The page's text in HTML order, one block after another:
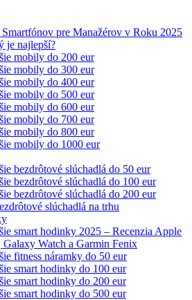
pre Manažérov v Roku 2025
je najlepší?
mobily do 200 eur
mobily do 300 eur
mobily do 400 eur
mobily do 500 eur
mobily do 600 eur
mobily do 700 eur
mobily do 800 eur
mobily do 1000 eur
bezdrôtové slúchadlá do 50 eur
bezdrôtové slúchadlá do 100 eur
bezdrôtové slúchadlá do 200 eur
slúchadlá na trhu
smart hodinky 2025 – Recenzia Apple
Galaxy Watch a Garmin Fenix
fitness náramky do 50 eur
smart hodinky do 100 eur
smart hodinky do 200 eur
smart hodinky do 500 eur